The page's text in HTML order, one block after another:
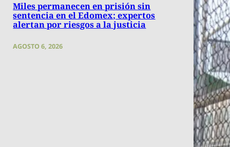
Miles permanecen en prisión sin
sentencia en el Edomex; expertos
alertan por riesgos a la justicia
AGOSTO 6, 2026